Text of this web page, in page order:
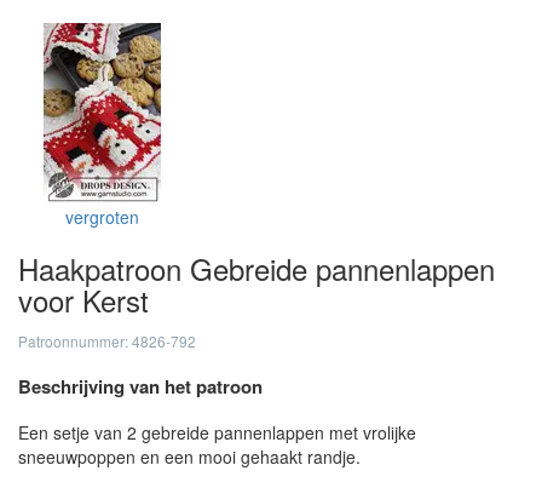
vergroten
Haakpatroon Gebreide pannenlappen
voor Kerst
Patroonnummer: 4826-792
Beschrijving van het patroon
Een setje van 2 gebreide pannenlappen met vrolijke
sneeuwpoppen en een mooi gehaakt randje.